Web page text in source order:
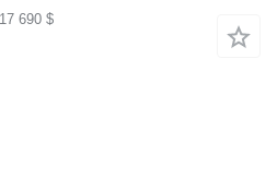
690 $